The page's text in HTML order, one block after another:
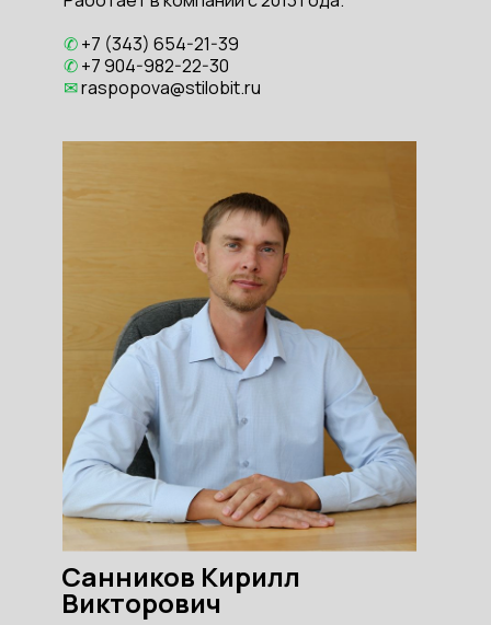
Санников Кирилл
Викторович
✆+7 (343) 654-21-39
✆+7 904-982-22-30
✉raspopova@stilobit.ru